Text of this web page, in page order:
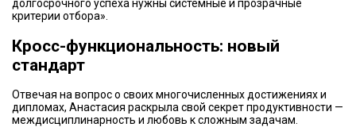
долгосрочного успеха нужны системные и прозрачные
критерии отбора».
Кросс-функциональность: новый
стандарт
Отвечая на вопрос о своих многочисленных достижениях и
дипломах, Анастасия раскрыла свой секрет продуктивности —
междисциплинарность и любовь к сложным задачам.